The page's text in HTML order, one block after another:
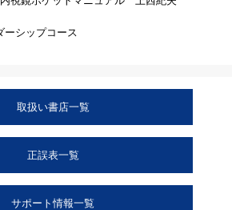
シップコース
取扱い書店一覧
正誤表一覧
サポート情報一覧